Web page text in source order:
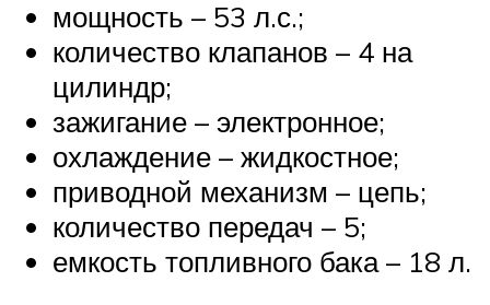
мощность – 53 л.с.;
количество клапанов – 4 на
цилиндр;
зажигание – электронное;
охлаждение – жидкостное;
приводной механизм – цепь;
количество передач – 5;
емкость топливного бака – 18 л.